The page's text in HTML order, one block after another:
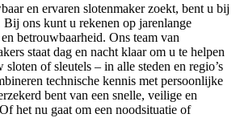
en ervaren slotenmaker zoekt, bent u bij
Bij ons kunt u rekenen op jarenlange
betrouwbaarheid. Ons team van
staat dag en nacht klaar om u te helpen
of sleutels – in alle steden en regio’s
technische kennis met persoonlijke
bent van een snelle, veilige en
het nu gaat om een noodsituatie of